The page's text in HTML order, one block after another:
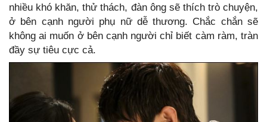
nhiều khó khăn, thử thách, đàn ông sẽ thích trò chuyện,
ở bên cạnh người phụ nữ dễ thương. Chắc chắn sẽ
không ai muốn ở bên cạnh người chỉ biết càm ràm, tràn
đầy sự tiêu cực cả.